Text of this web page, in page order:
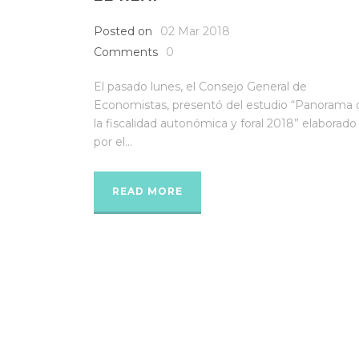
Posted on
02 Mar 2018
Comments
0
El pasado lunes, el Consejo General de
Economistas, presentó del estudio “Panorama
la fiscalidad autonómica y foral 2018” elaborado
por el...
READ MORE